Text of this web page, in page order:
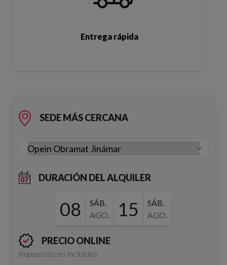
Entrega rápida
SEDE MÁS CERCANA
DURACIÓN DEL ALQUILER
08
SÁB.
AGO.
15
SÁB.
AGO.
PRECIO ONLINE
Impuestos no incluidos